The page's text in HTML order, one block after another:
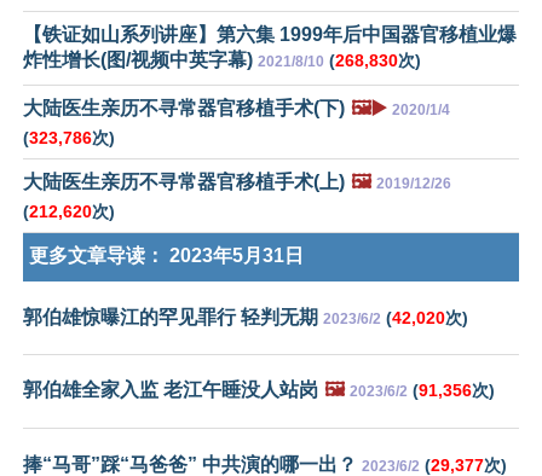
【铁证如山系列讲座】第六集 1999年后中国器官移植业爆
炸性增长(图/视频中英字幕) 2021/8/10 (268,830次)
大陆医生亲历不寻常器官移植手术(下) 🖼️▶️ 2020/1/4
(323,786次)
大陆医生亲历不寻常器官移植手术(上) 🖼️ 2019/12/26
(212,620次)
更多文章导读： 2023年5月31日
郭伯雄惊曝江的罕见罪行 轻判无期 2023/6/2 (42,020次)
郭伯雄全家入监 老江午睡没人站岗 🖼️ 2023/6/2 (91,356次)
捧“马哥”踩“马爸爸” 中共演的哪一出？ 2023/6/2 (29,377次)